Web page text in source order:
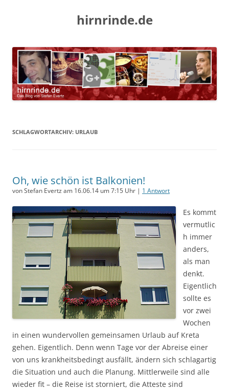
hirnrinde.de
SCHLAGWORTARCHIV: URLAUB
Oh, wie schön ist Balkonien!
von Stefan Evertz am 16.06.14 um 7:15 Uhr | 1 Antwort
Es kommt
vermutlic
h immer
anders,
als man
denkt.
Eigentlich
sollte es
vor zwei
Wochen
in einen wundervollen gemeinsamen Urlaub auf Kreta
gehen. Eigentlich. Denn wenn Tage vor der Abreise einer
von uns krankheitsbedingt ausfällt, ändern sich schlagartig
die Situation und auch die Planung. Mittlerweile sind alle
wieder fit – die Reise ist storniert, die Atteste sind